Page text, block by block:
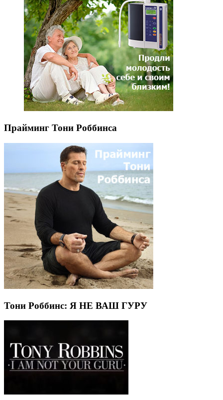
Прайминг Тони Роббинса
Тони Роббинс: Я НЕ ВАШ ГУРУ